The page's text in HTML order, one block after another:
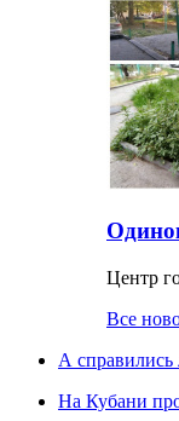
Центр
Все
А справились
На Кубани